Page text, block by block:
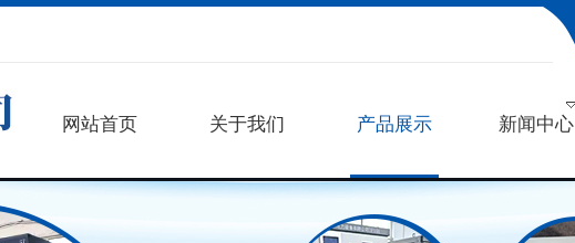
网站首页 关于我们 产品展示 新闻中心